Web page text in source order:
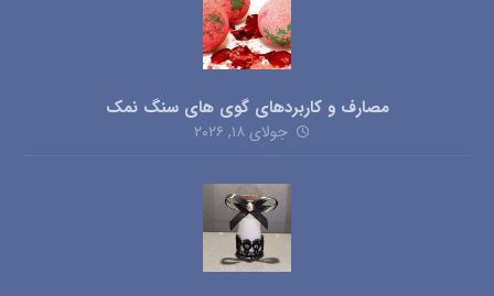
مصارف و کاربردهای گوی های سنگ نمک
جولای ۱۸, ۲۰۲۶